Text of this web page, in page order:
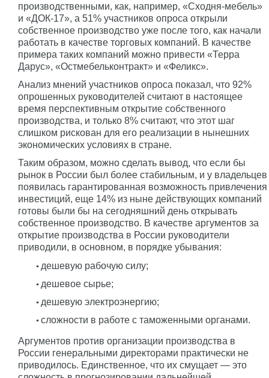
производственными, как, например, «Сходня-мебель»
и «ДОК-17», а 51% участников опроса открыли
собственное производство уже после того, как начали
работать в качестве торговых компаний. В качестве
примера таких компаний можно привести «Терра
Дарус», «Остмебельконтракт» и «Феликс».
Анализ мнений участников опроса показал, что 92%
опрошенных руководителей считают в настоящее
время перспективным открытие собственного
производства, и только 8% считают, что этот шаг
слишком рискован для его реализации в нынешних
экономических условиях в стране.
Таким образом, можно сделать вывод, что если бы
рынок в России был более стабильным, и у владельцев
появилась гарантированная возможность привлечения
инвестиций, еще 14% из ныне действующих компаний
готовы были бы на сегодняшний день открывать
собственное производство. В качестве аргументов за
открытие производства в России руководители
приводили, в основном, в порядке убывания:
дешевую рабочую силу;
дешевое сырье;
дешевую электроэнергию;
сложности в работе с таможенными органами.
Аргументов против организации производства в
России генеральными директорами практически не
приводилось. Единственное, что их смущает — это